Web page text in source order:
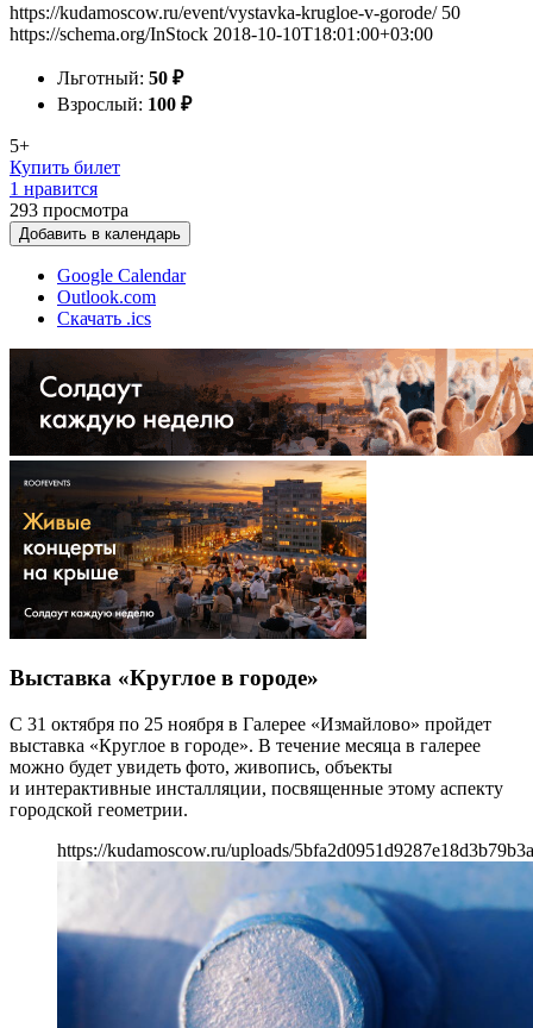
https://kudamoscow.ru/event/vystavka-krugloe-v-gorode/ 50
https://schema.org/InStock 2018-10-10T18:01:00+03:00
Льготный: 50 ₽
Взрослый: 100 ₽
5+
Купить билет
1 нравится
293 просмотра
Добавить в календарь
Google Calendar
Outlook.com
Скачать .ics
Выставка «Круглое в городе»
С 31 октября по 25 ноября в Галерее «Измайлово» пройдет
выставка «Круглое в городе». В течение месяца в галерее
можно будет увидеть фото, живопись, объекты
и интерактивные инсталляции, посвященные этому аспекту
городской геометрии.
https://kudamoscow.ru/uploads/